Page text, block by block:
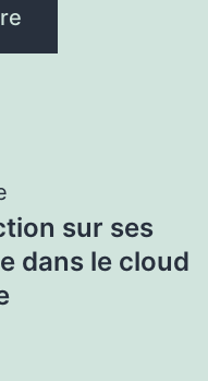
sur ses
dans le cloud